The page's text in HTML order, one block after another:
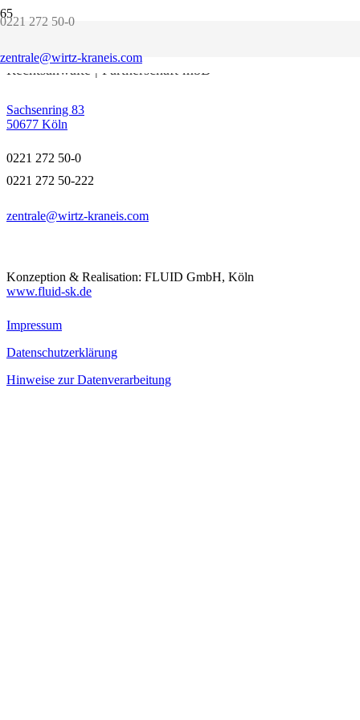
0221 272 50-0
zentrale@wirtz-kraneis.com
WIRTZ KRANEIS
Rechtsanwälte | Partnerschaft mbB
Sachsenring 83
50677 Köln
0221 272 50-0
0221 272 50-222
zentrale@wirtz-kraneis.com
Konzeption & Realisation: FLUID GmbH, Köln
www.fluid-sk.de
Impressum
Datenschutzerklärung
Hinweise zur Datenverarbeitung